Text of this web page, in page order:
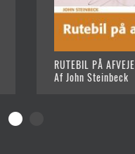
RUTEBIL PÅ AFVEJE
Af John Steinbeck